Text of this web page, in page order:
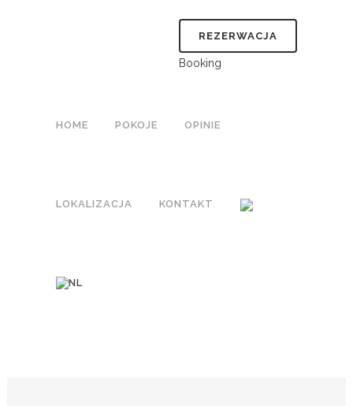
REZERWACJA
Booking
HOME POKOJE OPINIE
LOKALIZACJA KONTAKT